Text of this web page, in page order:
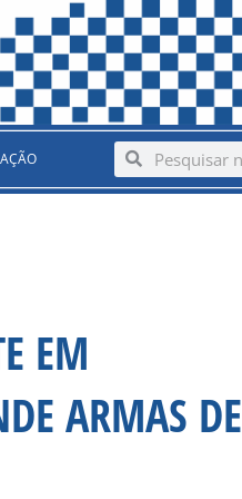
SearchSearch
EM
ARMAS DE